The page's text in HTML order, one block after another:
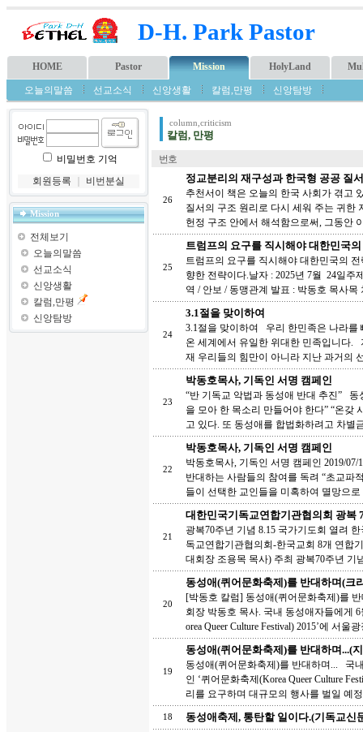
D-H. Park Pastor
HOME Pastor Mission HolyLand
오늘의말씀 선교소식 신앙생활 칼럼,만평 신앙탐방
비밀번호 기억
회원등록
비번분실
Mission
전체보기
오늘의말씀
선교소식
신앙생활
칼럼,만평
신앙탐방
column,criticism
칼럼, 만평
번호
26
정교분리의 재구성과 한국형 공공 질
추천서이 책은 오늘의 한국 사회가 겪고
질서의 구조 원리로 다시 세워 주는 귀한
헌정 구조 안에서 해석함으로써, 그동안
25
트럼프의 요구를 직시해야 대한민국
트럼프의 요구를 직시해야 대한민국의
향한 전략이다.날자 : 2025년 7월 24일주
역 / 안보 / 동맹관계 발표 : 박동호 목사목
24
3.1절을 맞이하여
3.1절을 맞이하여 우리 한민족은 나라를
온 세계에서 유일한 위대한 민족입니다.
재 우리들의 힘만이 아니라 지난 과거의
23
박동호목사, 기독인 서명 캠페인
“반 기독교 악법과 동성애 반대 추진”
을 모아 한 목소리 만들어야 한다” “온갖
고 있다. 또 동성애를 합법화하려고 차별
22
박동호목사, 기독인 서명 캠페인
박동호목사, 기독인 서명 캠페인 2019/
반대하는 사람들의 참여를 독려 “초교파
들이 선택한 교인들을 미혹하여 멸망으로
21
대한민국기독교연합기관협의회 광복
광복70주년 기념 8.15 국가기도회 열려
독교연합기관협의회-한국교회 8개 연
대회장 조용목 목사) 주최 광복70주년 기
20
동성애(퀴어문화축제)를 반대하며(크
[박동호 칼럼] 동성애(퀴어문화축제)를
회장 박동호 목사. 국내 동성애자들에게
orea Queer Culture Festival) 2015’에 서울
19
동성애(퀴어문화축제)를 반대하며...(
동성애(퀴어문화축제)를 반대하며... 국
인 ‘퀴어문화축제(Korea Queer Culture
리를 요구하며 대규모의 행사를 벌일 예
18 동성애축제, 통탄할 일이다.(기독교신